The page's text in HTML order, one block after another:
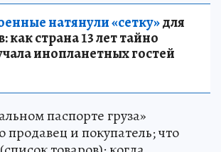
натянули «сетку»для
страна 13 лет тайно
инопланетных гостей
паспорте груза»
продавец и покупатель; что